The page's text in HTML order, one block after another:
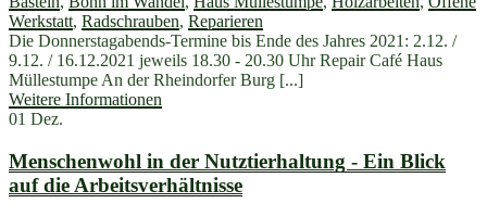
Werkstatt, Radschrauben, Reparieren
Die Donnerstagabends-Termine bis Ende des Jahres 2021: 2.12. /
9.12. / 16.12.2021 jeweils 18.30 - 20.30 Uhr Repair Café Haus
Müllestumpe An der Rheindorfer Burg [...]
Weitere Informationen
01 Dez.
Menschenwohl in der Nutztierhaltung - Ein Blick
auf die Arbeitsverhältnisse